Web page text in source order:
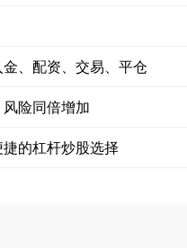
、配资、交易、平仓
险同倍增加
的杠杆炒股选择